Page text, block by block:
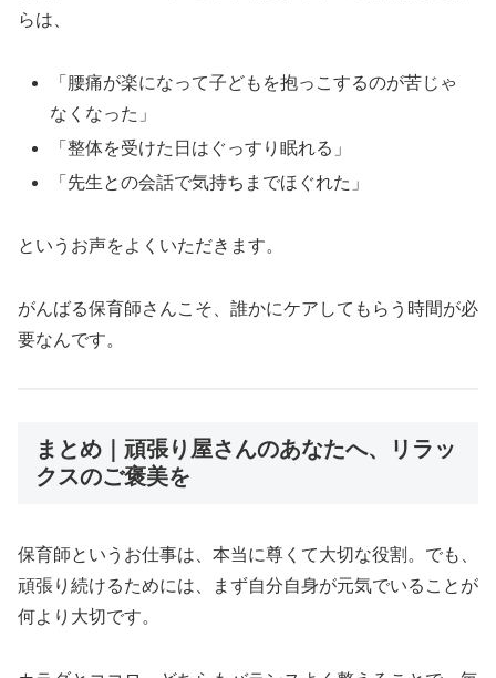
らは、
「腰痛が楽になって子どもを抱っこするのが苦じゃ
なくなった」
「整体を受けた日はぐっすり眠れる」
「先生との会話で気持ちまでほぐれた」
というお声をよくいただきます。
がんばる保育師さんこそ、誰かにケアしてもらう時間が必
要なんです。
まとめ｜頑張り屋さんのあなたへ、リラッ
クスのご褒美を
保育師というお仕事は、本当に尊くて大切な役割。でも、
頑張り続けるためには、まず自分自身が元気でいることが
何より大切です。